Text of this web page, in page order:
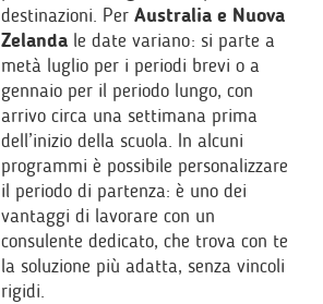
destinazioni. Per Australia e Nuova
Zelanda le date variano: si parte a
metà luglio per i periodi brevi o a
gennaio per il periodo lungo, con
arrivo circa una settimana prima
dell’inizio della scuola. In alcuni
programmi è possibile personalizzare
il periodo di partenza: è uno dei
vantaggi di lavorare con un
consulente dedicato, che trova con te
la soluzione più adatta, senza vincoli
rigidi.